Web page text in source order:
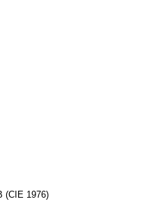
(CIE 1976)